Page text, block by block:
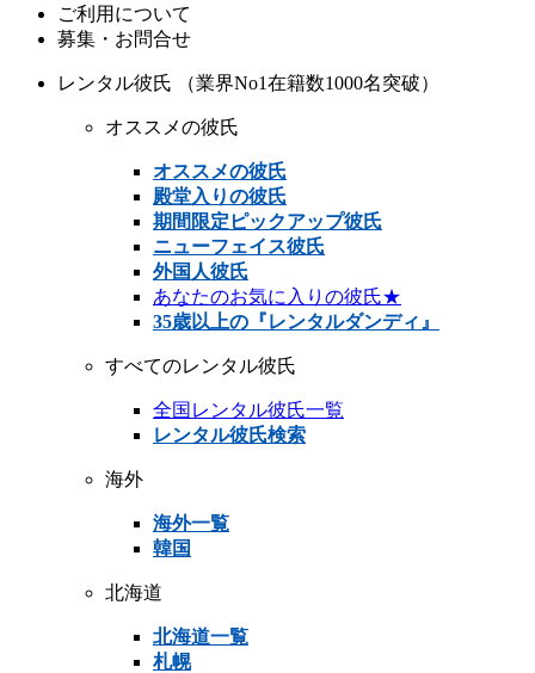
ご利用について
募集・お問合せ
レンタル彼氏 （業界No1在籍数1000名突破）
オススメの彼氏
オススメの彼氏
殿堂入りの彼氏
期間限定ピックアップ彼氏
ニューフェイス彼氏
外国人彼氏
あなたのお気に入りの彼氏★
35歳以上の『レンタルダンディ』
すべてのレンタル彼氏
全国レンタル彼氏一覧
レンタル彼氏検索
海外
海外一覧
韓国
北海道
北海道一覧
札幌